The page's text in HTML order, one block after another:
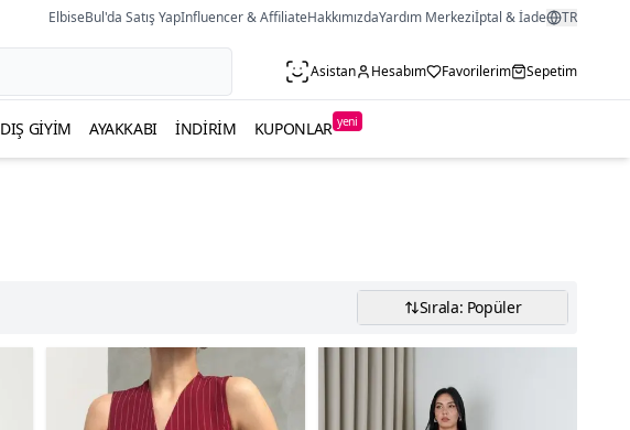
ElbiseBul'da Satış YapInfluencer & AffiliateHakkımızdaYardım Merkeziİptal & İade TR
Asistan Hesabım Favorilerim Sepetim
DIŞ GIYIM AYAKKABI İNDIRIM KUPONLAR yeni
Sırala: Popüler